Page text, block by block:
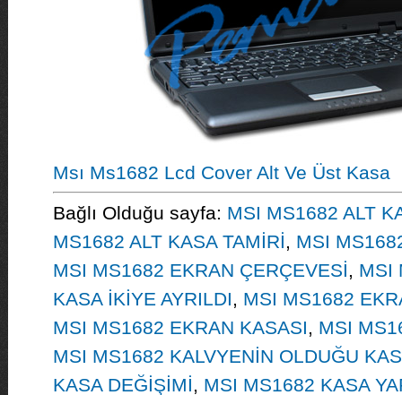
Msı Ms1682 Lcd Cover Alt Ve Üst Kasa
Bağlı Olduğu sayfa: MSI MS1682 ALT
MS1682 ALT KASA TAMİRİ, MSI
MSI MS1682 EKRAN ÇERÇEVESİ, MSI
KASA İKİYE AYRILDI, MSI MS1682
MSI MS1682 EKRAN KASASI, MSI
MSI MS1682 KALVYENİN OLDUĞU
KASA DEĞİŞİMİ, MSI MS1682 KASA